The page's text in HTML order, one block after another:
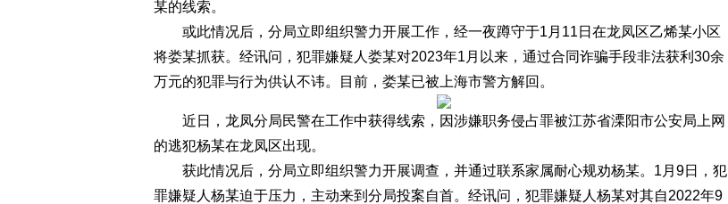
某的线索。
或此情况后，分局立即组织警力开展工作，经一夜蹲守于1月11日在龙凤区乙烯某小区
将娄某抓获。经讯问，犯罪嫌疑人娄某对2023年1月以来，通过合同诈骗手段非法获利30余
万元的犯罪与行为供认不讳。目前，娄某已被上海市警方解回。
近日，龙凤分局民警在工作中获得线索，因涉嫌职务侵占罪被江苏省溧阳市公安局上网
的逃犯杨某在龙凤区出现。
获此情况后，分局立即组织警力开展调查，并通过联系家属耐心规劝杨某。1月9日，犯
罪嫌疑人杨某迫于压力，主动来到分局投案自首。经讯问，犯罪嫌疑人杨某对其自2022年9